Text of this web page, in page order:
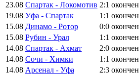
23.08 Спартак - Локомотив 2:1 окончен
19.08 Уфа - Спартак 1:1 окончен
15.08 Динамо - Ротор 0:0 окончен
15.08 Рубин - Урал 1:1 окончен
14.08 Спартак - Ахмат 2:0 окончен
14.08 Сочи - Химки 1:1 окончен
14.08 Арсенал - Уфа 2:3 окончен